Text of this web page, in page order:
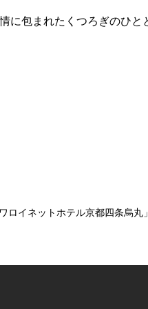
に包まれたくつろぎのひと
ワロイネットホテル京都四条烏